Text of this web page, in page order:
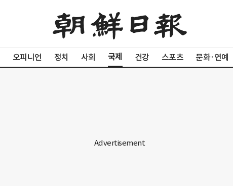
오피니언 정치 사회 국제 건강 스포츠 문화·연예